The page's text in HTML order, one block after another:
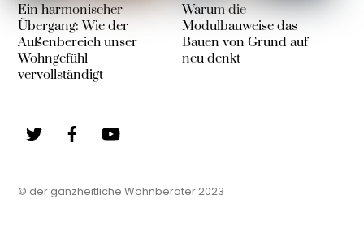
Ein harmonischer
Übergang: Wie der
Außenbereich unser
Wohngefühl
vervollständigt
Warum die
Modulbauweise das
Bauen von Grund auf
neu denkt
Twitter
© der ganzheitliche Wohnberater 2023